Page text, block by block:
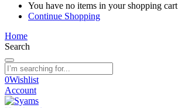
You have no items in your shopping cart
Continue Shopping
Home
Search
0Wishlist
Account